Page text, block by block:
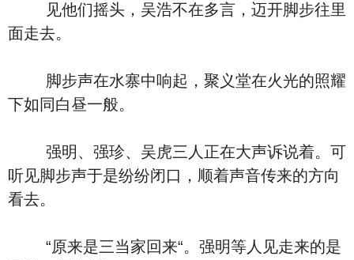
见他们摇头，吴浩不在多言，迈开脚步往里
面走去。
脚步声在水寨中响起，聚义堂在火光的照耀
下如同白昼一般。
强明、强珍、吴虎三人正在大声诉说着。可
听见脚步声于是纷纷闭口，顺着声音传来的方向
看去。
“原来是三当家回来“。强明等人见走来的是